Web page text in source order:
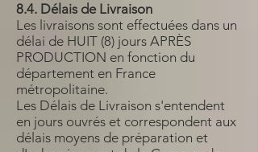
8.4. Délais de Livraison
Les livraisons sont effectuées dans un
délai de HUIT (8) jours APRÈS
PRODUCTION en fonction du
département en France
métropolitaine.
Les Délais de Livraison s'entendent
en jours ouvrés et correspondent aux
délais moyens de préparation et